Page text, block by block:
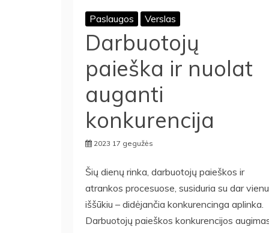
Paslaugos Verslas
Darbuotojų
paieška ir nuolat
auganti
konkurencija
2023 17 gegužės
Šių dienų rinka, darbuotojų paieškos ir
atrankos procesuose, susiduria su dar vienu
iššūkiu – didėjančia konkurencinga aplinka.
Darbuotojų paieškos konkurencijos